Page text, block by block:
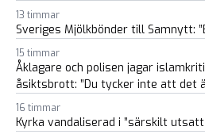
13 timmar
Sveriges Mjölkbönder till Samnytt:
15 timmar
Åklagare och polisen jagar
åsiktsbrott: ”Du tycker inte att det
16 timmar
Kyrka vandaliserad i ”särskilt utsatt